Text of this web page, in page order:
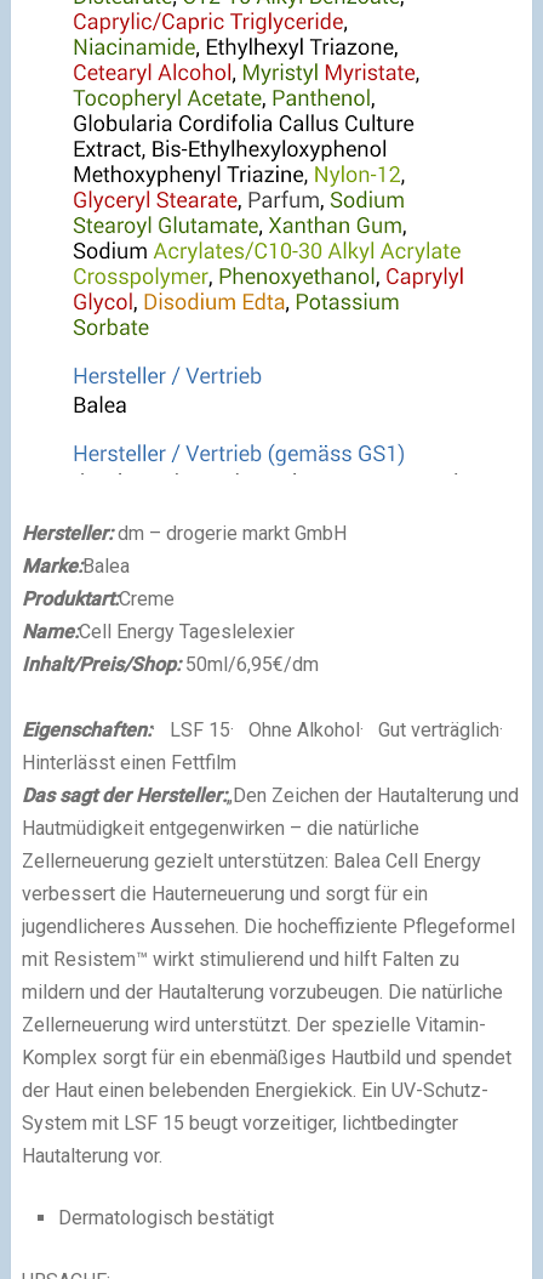
Hersteller: dm – drogerie markt GmbH
Marke:Balea
Produktart:Creme
Name:Cell Energy Tageslelexier
Inhalt/Preis/Shop: 50ml/6,95€/dm
Eigenschaften:· LSF 15· Ohne Alkohol· Gut verträglich·
Hinterlässt einen Fettfilm
Das sagt der Hersteller:„Den Zeichen der Hautalterung und
Hautmüdigkeit entgegenwirken – die natürliche
Zellerneuerung gezielt unterstützen: Balea Cell Energy
verbessert die Hauterneuerung und sorgt für ein
jugendlicheres Aussehen. Die hocheffiziente Pflegeformel
mit Resistem™ wirkt stimulierend und hilft Falten zu
mildern und der Hautalterung vorzubeugen. Die natürliche
Zellerneuerung wird unterstützt. Der spezielle Vitamin-
Komplex sorgt für ein ebenmäßiges Hautbild und spendet
der Haut einen belebenden Energiekick. Ein UV-Schutz-
System mit LSF 15 beugt vorzeitiger, lichtbedingter
Hautalterung vor.
Dermatologisch bestätigt